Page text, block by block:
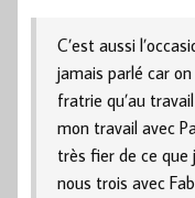
C’est aussi
jamais parlé car
fratrie qu’au
mon travail avec
très fier de ce que
nous trois avec